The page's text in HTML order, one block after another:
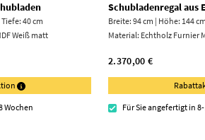
40 cm
Weiß matt
Wochen
Schubladenregal aus
Breite: 94 cm | Höhe: 144
Material: Echtholz Furnier
2.370,00 €
Für Sie angefertigt in